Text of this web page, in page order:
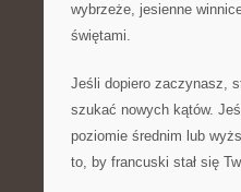
wybrzeże, jesienne
świętami.
Jeśli dopiero zaczynasz,
szukać nowych kątów.
poziomie średnim lub
to, by francuski stał się